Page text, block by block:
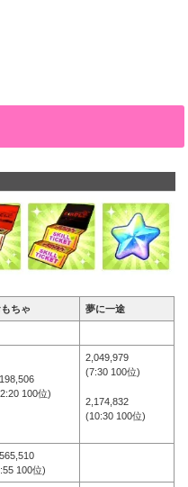
ちゃ 夢に一途
100位)
2,049,979
(7:30 100位)
2,174,832
(10:30 100位)
100位)